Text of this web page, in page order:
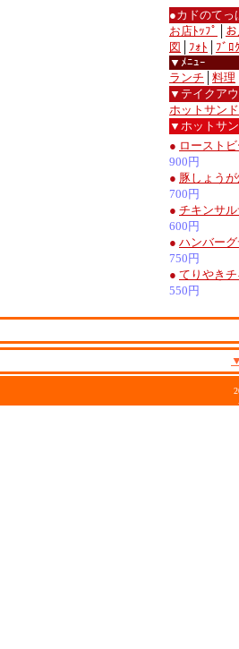
●カドのて
お店ﾄｯﾌﾟ
図
ﾌｫﾄ
ﾌﾞﾛ
▼ﾒﾆｭｰ
ランチ
料理
▼テイクア
ホットサンド
▼ホットサ
● ロースト
900円
● 豚しょう
700円
● チキンサ
600円
● ハンバー
750円
● てりやき
550円